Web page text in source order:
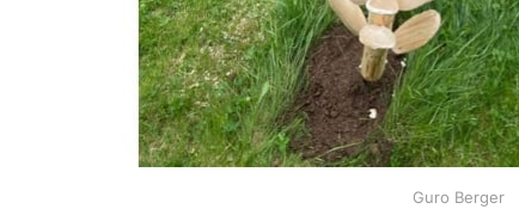
Guro Berger